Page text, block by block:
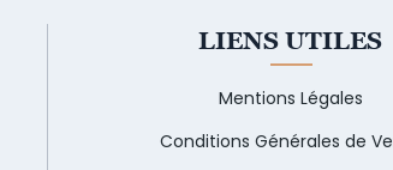
LIENS UTILES
Mentions Légales
Conditions Générales de